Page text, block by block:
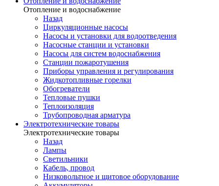
Отопление и водоснабжение
Назад
Циркуляционные насосы
Насосы и установки для водоотведения
Насосные станции и установки
Насосы для систем водоснабжения
Станции пожаротушения
Приборы управления и регулирования
Жидкотопливные горелки
Обогреватели
Тепловые пушки
Теплоизоляция
Трубопроводная арматура
Электротехнические товары
Электротехнические товары
Назад
Лампы
Светильники
Кабель, провод
Низковольтное и щитовое оборудование